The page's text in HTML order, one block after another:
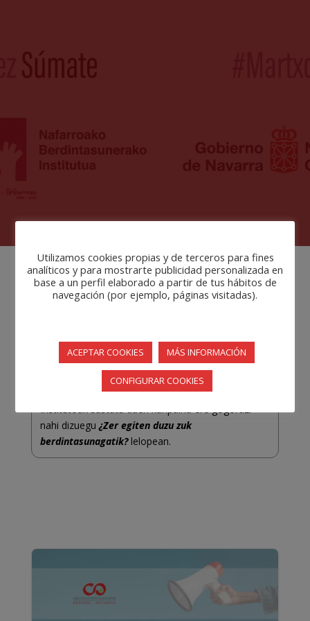
Martxoaren 8a, Emakumeen
Nafarroako Gizarte Langintzaren Elkargo Ofizialak
martxoaren 8a ospatzekomanifestubat idatzi du.
Egun hau ospatzeko Nafarroako Berdintasunerako
Institutoak sustatu duen kanpaina ere gogorazi
nahi dizuegu¿Zer egiten duzu zuk
berdintasunagatik?lelopean.
Utilizamos cookies propias y de terceros para fines
analíticos y para mostrarte publicidad personalizada en
base a un perfil elaborado a partir de tus hábitos de
navegación (por ejemplo, páginas visitadas).
ACEPTAR COOKIES MÁS INFORMACIÓN
CONFIGURAR COOKIES